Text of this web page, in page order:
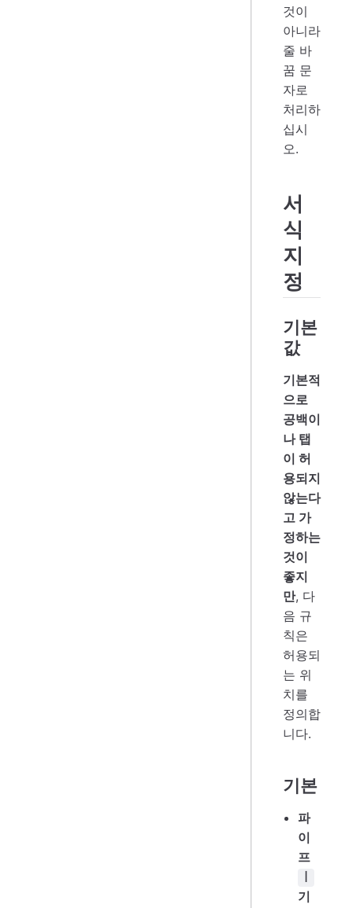
것이
아니라
줄 바
꿈 문
자로
처리하
십시
오.
서
식
지
정
기본
값
기본적
으로
공백이
나 탭
이 허
용되지
않는다
고 가
정하는
것이
좋지
만, 다
음 규
칙은
허용되
는 위
치를
정의합
니다.
기본
파
이
프
기